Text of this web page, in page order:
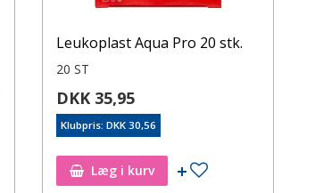
Leukoplast Aqua Pro 20 stk.
20 ST
DKK 35,95
Klubpris: DKK 30,56
Læg i kurv